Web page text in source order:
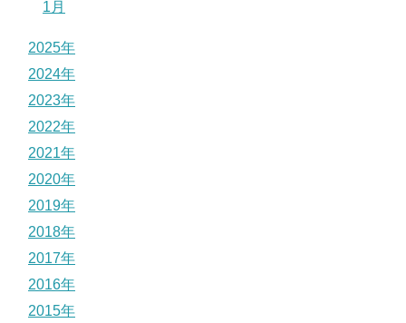
1月
2025年
2024年
2023年
2022年
2021年
2020年
2019年
2018年
2017年
2016年
2015年